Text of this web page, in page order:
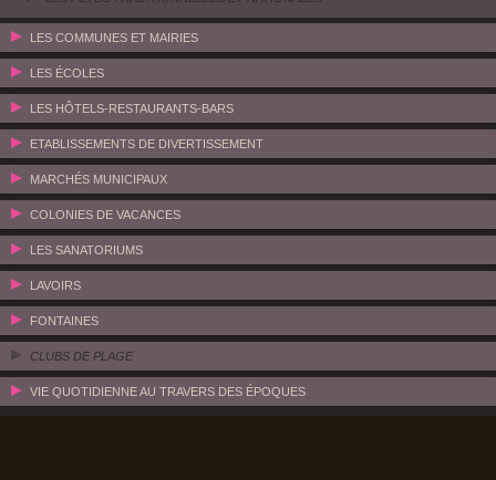
LES COMMUNES ET MAIRIES
LES ÉCOLES
LES HÔTELS-RESTAURANTS-BARS
ETABLISSEMENTS DE DIVERTISSEMENT
MARCHÉS MUNICIPAUX
COLONIES DE VACANCES
LES SANATORIUMS
LAVOIRS
FONTAINES
CLUBS DE PLAGE
VIE QUOTIDIENNE AU TRAVERS DES ÉPOQUES